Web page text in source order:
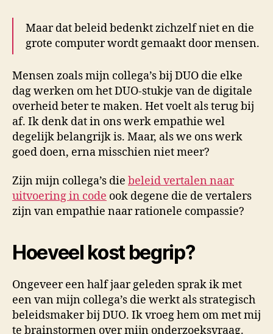
Maar dat beleid bedenkt zichzelf niet en die
grote computer wordt gemaakt door mensen.
Mensen zoals mijn collega’s bij DUO die elke
dag werken om het DUO-stukje van de digitale
overheid beter te maken. Het voelt als terug bij
af. Ik denk dat in ons werk empathie wel
degelijk belangrijk is. Maar, als we ons werk
goed doen, erna misschien niet meer?
Zijn mijn collega’s die beleid vertalen naar
uitvoering in code ook degene die de vertalers
zijn van empathie naar rationele compassie?
Hoeveel kost begrip?
Ongeveer een half jaar geleden sprak ik met
een van mijn collega’s die werkt als strategisch
beleidsmaker bij DUO. Ik vroeg hem om met mij
te brainstormen over mijn onderzoeksvraag.